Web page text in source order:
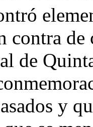
contra
de
y